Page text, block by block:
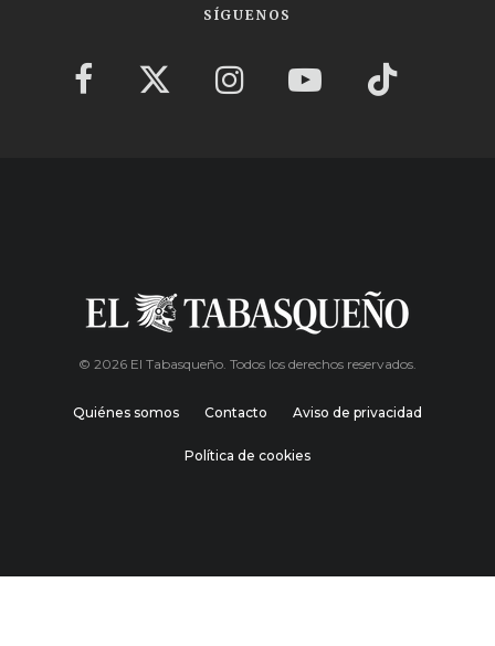
SÍGUENOS
© 2026 El Tabasqueño. Todos los derechos reservados.
Quiénes somos Contacto Aviso de privacidad
Política de cookies